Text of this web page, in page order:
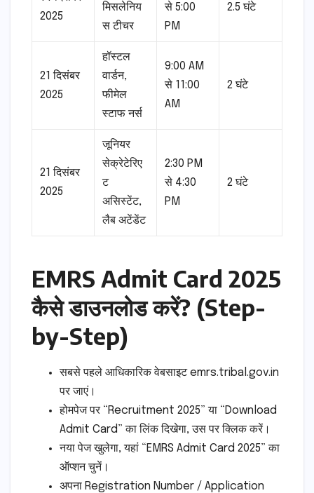
2025
मिसलेनिय
स टीचर
से 5:00
PM
2.5 घंटे
21 दिसंबर
2025
हॉस्टल
वार्डन,
फीमेल
स्टाफ नर्स
9:00 AM
से 11:00
AM
2 घंटे
21 दिसंबर
2025
जूनियर
सेक्रेटेरिए
ट
असिस्टेंट,
लैब अटेंडेंट
2:30 PM
से 4:30
PM
2 घंटे
EMRS Admit Card 2025
कैसे डाउनलोड करें? (Step-
by-Step)
सबसे पहले आधिकारिक वेबसाइट emrs.tribal.gov.in
पर जाएं।
होमपेज पर “Recruitment 2025” या “Download
Admit Card” का लिंक दिखेगा, उस पर क्लिक करें।
नया पेज खुलेगा, यहां “EMRS Admit Card 2025” का
ऑप्शन चुनें।
अपना Registration Number / Application